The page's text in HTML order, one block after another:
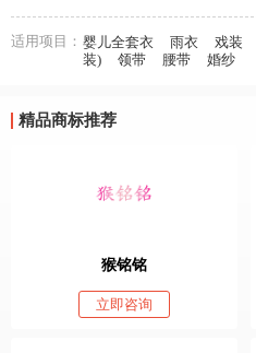
适用项目： 婴儿全套衣 雨衣 戏装
装)
领带 腰带 婚纱
精品商标推荐
猴铭铭
立即咨询